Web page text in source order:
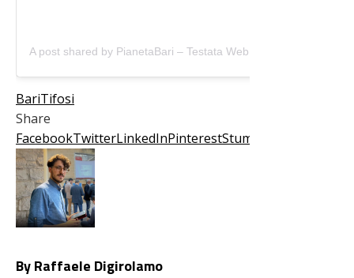
BariTifosi
Share
FacebookTwitterLinkedInPinterestStumbleupon
By Raffaele Digirolamo